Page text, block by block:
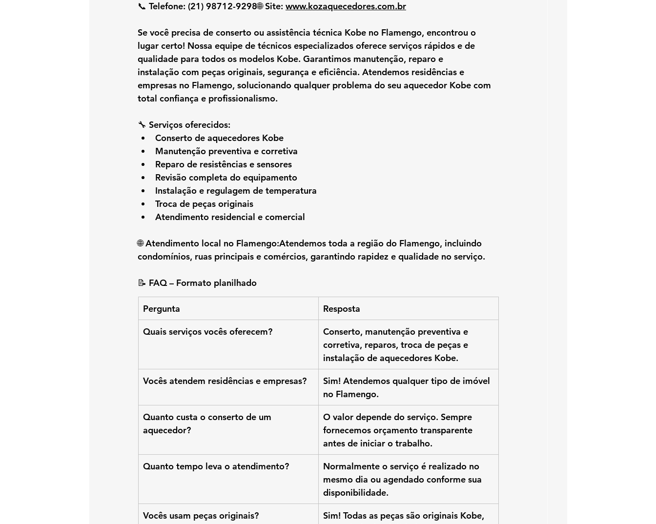
📞 Telefone: (21) 98712-9298🌐 Site: www.kozaquecedores.com.br
Se você precisa de conserto ou assistência técnica Kobe no Flamengo, encontrou o
lugar certo! Nossa equipe de técnicos especializados oferece serviços rápidos e de
qualidade para todos os modelos Kobe. Garantimos manutenção, reparo e
instalação com peças originais, segurança e eficiência. Atendemos residências e
empresas no Flamengo, solucionando qualquer problema do seu aquecedor Kobe com
total confiança e profissionalismo.
🔧 Serviços oferecidos:
Conserto de aquecedores Kobe
Manutenção preventiva e corretiva
Reparo de resistências e sensores
Revisão completa do equipamento
Instalação e regulagem de temperatura
Troca de peças originais
Atendimento residencial e comercial
🌐 Atendimento local no Flamengo:Atendemos toda a região do Flamengo, incluindo
condomínios, ruas principais e comércios, garantindo rapidez e qualidade no serviço.
📝 FAQ – Formato planilhado
Pergunta Resposta
Quais serviços vocês oferecem?
Conserto, manutenção preventiva e
corretiva, reparos, troca de peças e
instalação de aquecedores Kobe.
Vocês atendem residências e empresas?
Sim! Atendemos qualquer tipo de imóvel
no Flamengo.
Quanto custa o conserto de um
aquecedor?
O valor depende do serviço. Sempre
fornecemos orçamento transparente
antes de iniciar o trabalho.
Quanto tempo leva o atendimento?
Normalmente o serviço é realizado no
mesmo dia ou agendado conforme sua
disponibilidade.
Vocês usam peças originais?
Sim! Todas as peças são originais Kobe,